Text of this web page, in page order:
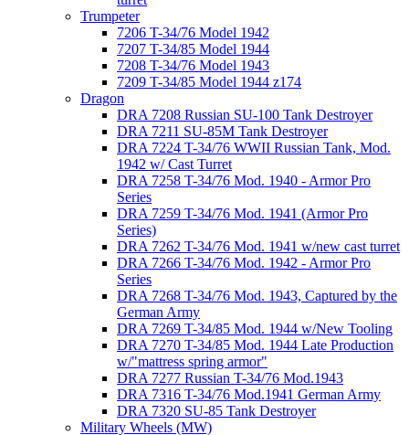
Trumpeter
7206 T-34/76 Model 1942
7207 T-34/85 Model 1944
7208 T-34/76 Model 1943
7209 T-34/85 Model 1944 z174
Dragon
DRA 7208 Russian SU-100 Tank Destroyer
DRA 7211 SU-85M Tank Destroyer
DRA 7224 T-34/76 WWII Russian Tank, Mod.
1942 w/ Cast Turret
DRA 7258 T-34/76 Mod. 1940 - Armor Pro
Series
DRA 7259 T-34/76 Mod. 1941 (Armor Pro
Series)
DRA 7262 T-34/76 Mod. 1941 w/new cast turret
DRA 7266 T-34/76 Mod. 1942 - Armor Pro
Series
DRA 7268 T-34/76 Mod. 1943, Captured by the
German Army
DRA 7269 T-34/85 Mod. 1944 w/New Tooling
DRA 7270 T-34/85 Mod. 1944 Late Production
w/"mattress spring armor"
DRA 7277 Russian T-34/76 Mod.1943
DRA 7316 T-34/76 Mod.1941 German Army
DRA 7320 SU-85 Tank Destroyer
Military Wheels (MW)